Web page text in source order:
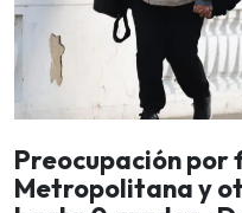
Preocupación por
Metropolitana y